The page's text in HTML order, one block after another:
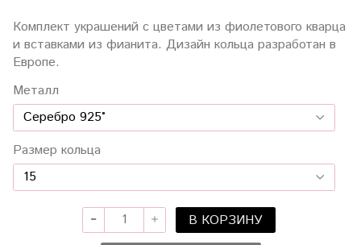
Комплект украшений с цветами из фиолетового кварца
и вставками из фианита. Дизайн кольца разработан в
Европе.
Металл
Размер кольца
В КОРЗИНУ